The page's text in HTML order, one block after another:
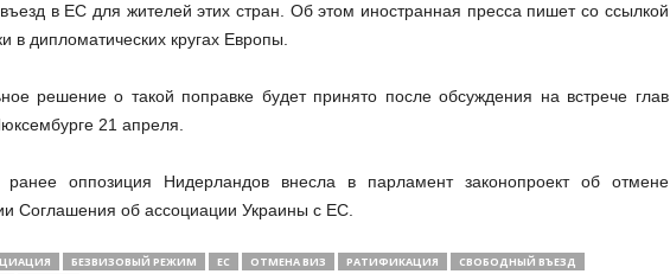
в ЕС для жителей этих стран. Об этом иностранная пресса пишет со ссылкой
в дипломатических кругах Европы.
решение о такой поправке будет принято после обсуждения на встрече глав
21 апреля.
оппозиция Нидерландов внесла в парламент законопроект об отмене
Соглашения об ассоциации Украины с ЕС.
БЕЗВИЗОВЫЙ РЕЖИМ ЕС ОТМЕНА ВИЗ РАТИФИКАЦИЯ
СВОБОДНЫЙ ВЪЕЗД